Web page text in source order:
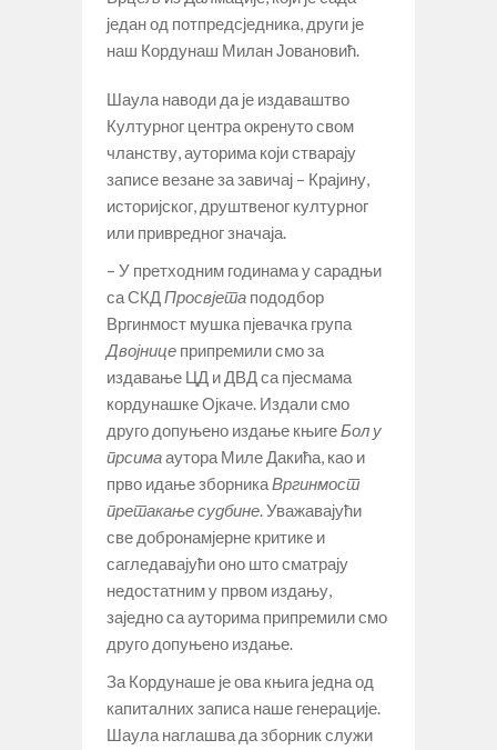
један од потпредсједника, други је
наш Кордунаш Милан Јовановић.
Шаула наводи да је издаваштво
Културног центра окренуто свом
чланству, ауторима који стварају
записе везане за завичај – Крајину,
историјског, друштвеног културног
или привредног значаја.
– У претходним годинама у сарадњи
са СКД Просвјета пододбор
Вргинмост мушка пјевачка група
Двојнице припремили смо за
издавање ЦД и ДВД са пјесмама
кордунашке Ојкаче. Издали смо
друго допуњено издање књигеБол у
прсимааутора Миле Дакића, као и
прво идање зборникаВргинмост
претакање судбине. Уважавајући
све добронамјерне критике и
сагледавајући оно што сматрају
недостатним у првом издању,
заједно са ауторима припремили смо
друго допуњено издање.
За Кордунаше је ова књига једна од
капиталних записа наше генерације.
Шаула наглашва да зборник служи